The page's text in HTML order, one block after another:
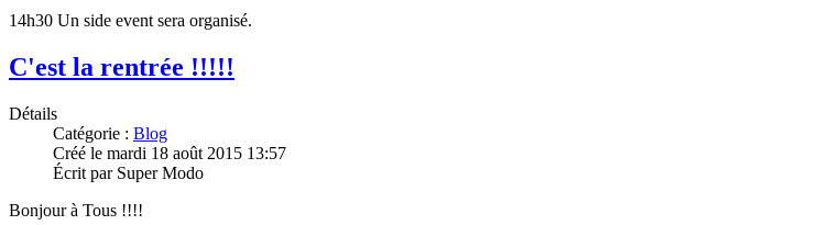
14h30 Un side event sera organisé.
C'est la rentrée !!!!!
Détails
Catégorie : Blog
Créé le mardi 18 août 2015 13:57
Écrit par Super Modo
Bonjour à Tous !!!!